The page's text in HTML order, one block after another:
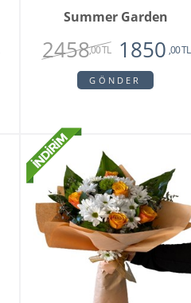
Summer Garden
2458,00 TL 1850 ,00 TL
GÖNDER